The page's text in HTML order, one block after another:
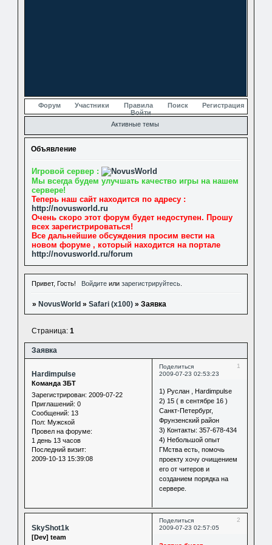
Форум Участники Правила Поиск
Регистрация
Войти
Активные темы
Объявление
Игровой сервер :
Мы всегда будем улучшать качество игры на нашем
сервере!
Теперь наш сайт находится по адресу :
http://novusworld.ru
Очень скоро этот форум будет недоступен. Прошу
всех зарегистрироваться!
Все дальнейшие обсуждения просим вести на
новом форуме , который находится на портале
http://novusworld.ru/forum
Привет, Гость! Войдитеили зарегистрируйтесь.
»NovusWorld »Safari (x100) »Заявка
Заявка
Страница:1
Поделиться
1
2009-07-23 02:53:23
Hardimpulse
Команда ЗБТ
Зарегистрирован: 2009-07-22
Приглашений: 0
Сообщений: 13
Пол: Мужской
Провел на форуме:
1 день 13 часов
Последний визит:
2009-10-13 15:39:08
1) Руслан , Hardimpulse
2) 15 ( в сентябре 16 )
Санкт-Петербург,
Фрунзенский район
3) Контакты: 357-678-434
4) Небольшой опыт
ГМства есть, помочь
проекту хочу очищением
его от читеров и
созданием порядка на
сервере.
Поделиться
2
2009-07-23 02:57:05
SkyShot1k
[Dev] team